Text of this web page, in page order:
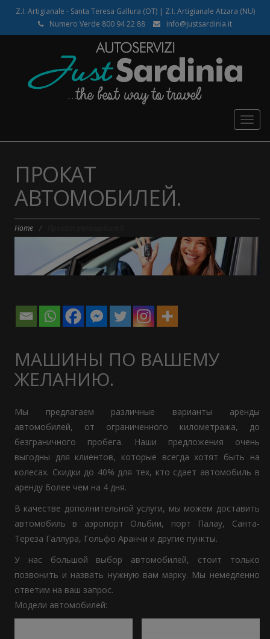
Z.I. Artigianale - Santa Teresa Gallura (OT) | Z.I. Artigianale Atzara (NU)
Numero Verde 800 94 22 88
info@justsardinia.it
ПРОКАТ
АВТОМОБИЛЕЙ.
Home /
МАШИНЫ ПО ВАШЕМУ
ЖЕЛАНИЮ.
Мы предлагаем различные варианты аренды
автомобилей, от ограниченного километража, до
безграничного пробега. Наши предложения очень
выгодны для клиентов, которые всегда хотят быть на
колесах. Скидки до 40% для тех, кто сдает автомобиль в
аренду более чем на 4 дня.
В качестве дополнительной услуги, мы можем доставить
автомобиль в аэропорт Ольбии, порт Палау, Санта-
Тереза Галлура, Гольфо Аранчи и другие пункты.
У нас большой выбор автомобилей, стоит только
позвонить и назвать нужную вам марку. Мы немедленно
ответим на ваш запрос.
Модели автомобилей: